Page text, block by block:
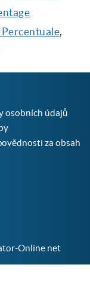
,
osobních údajů
za obsah
Online.net